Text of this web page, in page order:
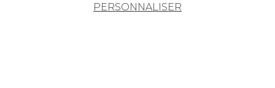
données
PERSONNALISER